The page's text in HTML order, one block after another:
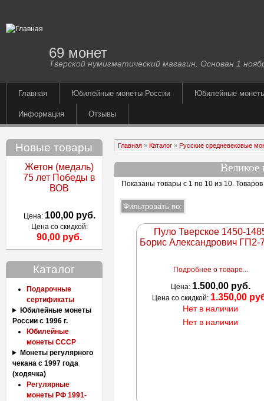
69 монет
Тверской нумизматический магазин. Основан 1
Главная Юбилейные монеты России Юбилейные
Информация Отзывы
Новые товары
Жетон (медаль)
75 лет Победы в
ВОВ
Цена: 100,00 руб.
Цена со скидкой:
90,00 руб.
Каталог
Подарочные
сертификаты
Юбилейные монеты
России с 1996 г.
Юбилейные
монеты СССР
Монеты регулярного
чекана с 1997 года
(ходячка)
Регулярные
монеты РФ 1991-
Главная» Каталог» Русские средневековые
Великое
Показаны товары с 1 по 10 из 10.
Пуло Тверское 1450-
Борис Александрович ГП2-
Подробнее о товаре...
Цена: 1.500,00 руб.
Цена со скидкой: 1.350,00
Нет в наличии
Нет в наличии